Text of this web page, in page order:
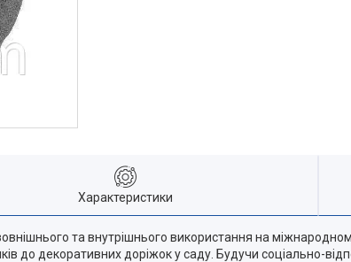
Характеристики
та внутрішнього використання на
до декоративних доріжок у саду. Будучи соціально-